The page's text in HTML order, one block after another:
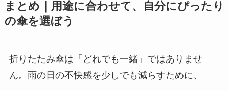
まとめ｜用途に合わせて、自分にぴったり
の傘を選ぼう
折りたたみ傘は「どれでも一緒」ではありませ
ん。雨の日の不快感を少しでも減らすために、